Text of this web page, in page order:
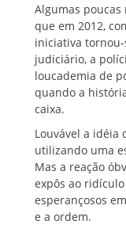
Algumas poucas
que em 2012,
iniciativa
judiciário, a
loucademia de
quando a
caixa.
Louvável a idéia
utilizando uma
Mas a reação
expôs ao
esperançosos
e a ordem.